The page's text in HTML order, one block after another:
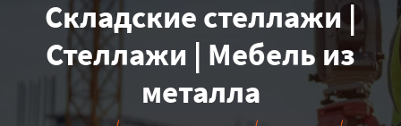
Складские стеллажи |
Стеллажи | Мебель из
металла